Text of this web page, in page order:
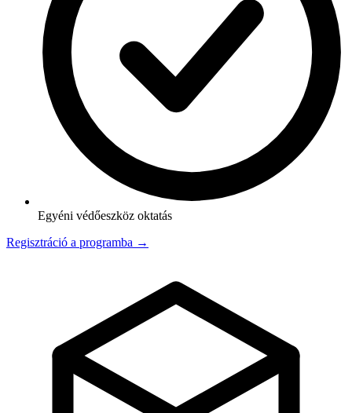
Egyéni védőeszköz oktatás
Regisztráció a programba →